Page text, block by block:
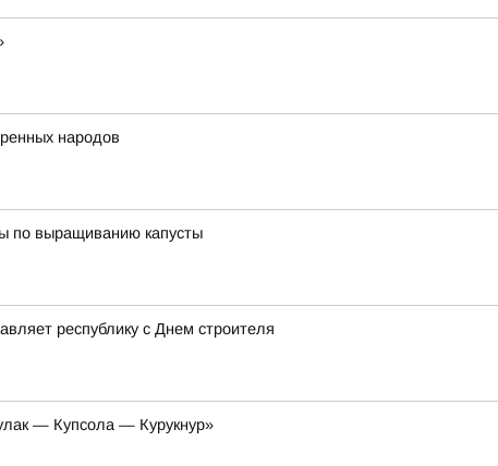
народов
по выращиванию капусты
республику с Днем строителя
— Купсола — Курукнур»